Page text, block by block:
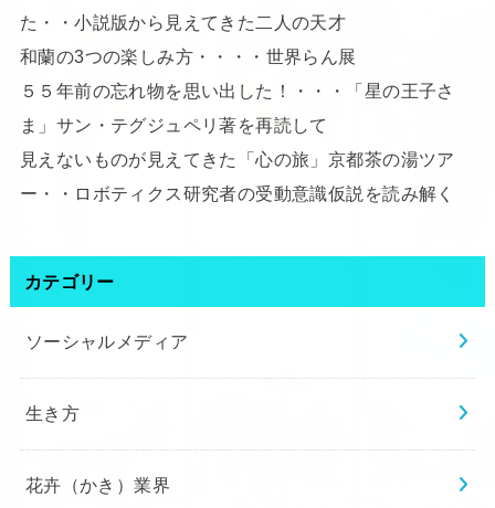
た・・小説版から見えてきた二人の天才
和蘭の3つの楽しみ方・・・・世界らん展
５５年前の忘れ物を思い出した！・・・「星の王子さ
ま」サン・テグジュペリ著を再読して
見えないものが見えてきた「心の旅」京都茶の湯ツア
ー・・ロボティクス研究者の受動意識仮説を読み解く
カテゴリー
ソーシャルメディア
生き方
花卉（かき）業界